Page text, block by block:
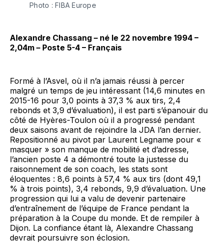
Photo : FIBA Europe
Alexandre Chassang – né le 22 novembre 1994 –
2,04m – Poste 5-4 – Français
Formé à l’Asvel, où il n’a jamais réussi à percer
malgré un temps de jeu intéressant (14,6 minutes en
2015-16 pour 3,0 points à 37,3 % aux tirs, 2,4
rebonds et 3,9 d’évaluation), il est parti s’épanouir du
côté de Hyères-Toulon où il a progressé pendant
deux saisons avant de rejoindre la JDA l’an dernier.
Repositionné au pivot par Laurent Legname pour «
masquer » son manque de mobilité et d’adresse,
l’ancien poste 4 a démontré toute la justesse du
raisonnement de son coach, les stats sont
éloquentes : 8,6 points à 57,4 % aux tirs (dont 49,1
% à trois points), 3,4 rebonds, 9,9 d’évaluation. Une
progression qui lui a valu de devenir partenaire
d’entraînement de l’équipe de France pendant la
préparation à la Coupe du monde. Et de rempiler à
Dijon. La confiance étant là, Alexandre Chassang
devrait poursuivre son éclosion.